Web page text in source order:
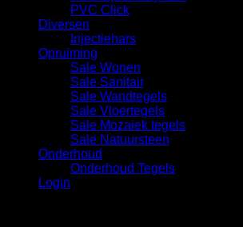
PVC Click
Diversen
Injectiehars
Opruiming
Sale Wonen
Sale Sanitair
Sale Wandtegels
Sale Vloertegels
Sale Mozaiek tegels
Sale Natuursteen
Onderhoud
Onderhoud Tegels
Login